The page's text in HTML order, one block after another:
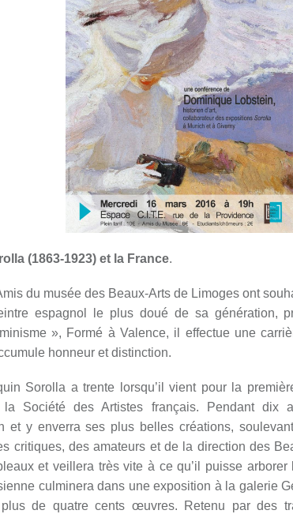
(1863-1923) et la France.
musée des Beaux-Arts de Limoges ont
espagnol le plus doué de sa génération,
», Formé à Valence, il effectue une
honneur et distinction.
a trente lorsqu’il vient pour la première
la Société des Artistes français. Pendant
et y enverra ses plus belles créations,
critiques, des amateurs et de la direction des
et veillera très vite à ce qu’il puisse arborer
culminera dans une exposition à la galerie
de quatre cents œuvres. Retenu par des